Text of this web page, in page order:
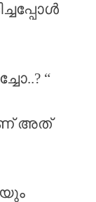
“
അത്